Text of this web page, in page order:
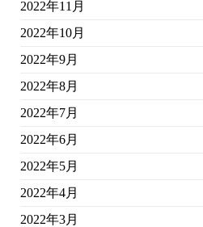
2022年11月
2022年10月
2022年9月
2022年8月
2022年7月
2022年6月
2022年5月
2022年4月
2022年3月